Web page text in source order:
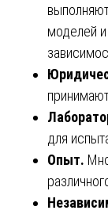
моделей
для
Опыт.